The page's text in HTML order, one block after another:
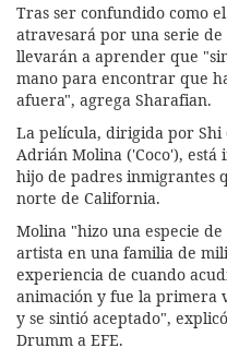
Tras ser confundido como
atravesará por una serie
llevarán a aprender que
mano para encontrar que
afuera", agrega Sharafian.
La película, dirigida por
Adrián Molina ('Coco'),
hijo de padres inmigrantes
norte de California.
Molina "hizo una especie
artista en una familia de
experiencia de cuando
animación y fue la primera
y se sintió aceptado",
Drumm a EFE.